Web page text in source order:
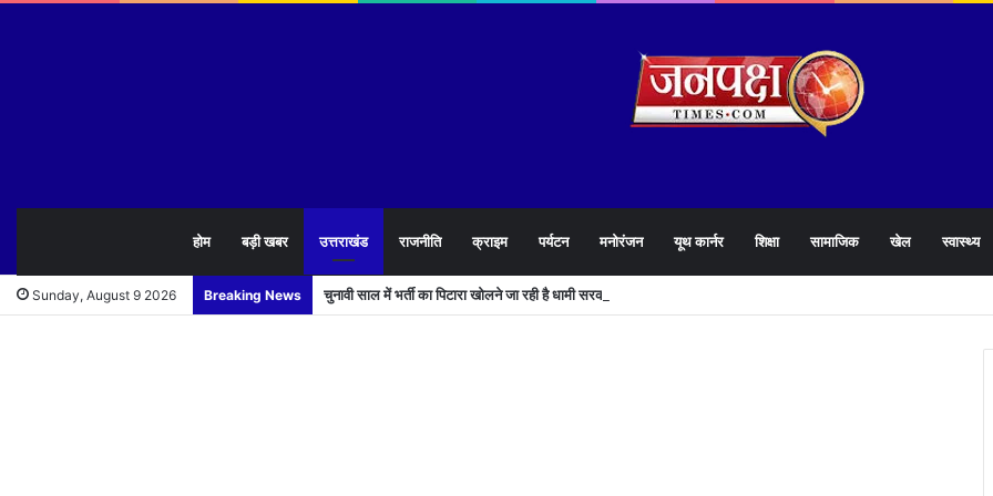
होम बड़ी खबर उत्तराखंड राजनीति क्राइम पर्यटन मनोरंजन यूथ कार्नर शिक्षा सामाजिक खेल स्वास्थ्य
Sunday, August 9 2026 Breaking News चुनावी साल में भर्ती का पिटारा खोलने जा रही है धामी सरकार,युवाओं को मिलेगी 34 हजार रिकॉर्ड भर्तियों की सौगात